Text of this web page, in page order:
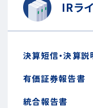
IRラ
決算短信・決算
有価証券報告書
統合報告書